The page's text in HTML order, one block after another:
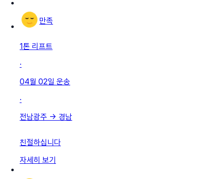
만족
1톤 리프트
·
04월 02일 운송
·
전남광주 → 경남
친절하십니다
자세히 보기